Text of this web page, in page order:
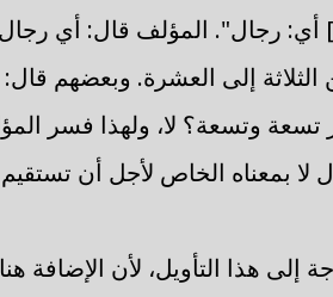
[النمل:48] أي: رجال". المؤلف قال:
الثلاثة إلى العشرة. وبعضهم
وتسعة؟ لا، ولهذا فسر
بمعناه الخاص لأجل أن
إلى هذا التأويل، لأن الإضافة